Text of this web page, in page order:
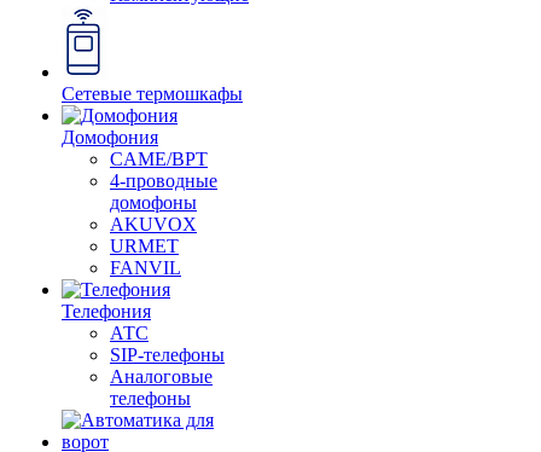
Сетевые термошкафы
Домофония
CAME/BPT
4-проводные
домофоны
AKUVOX
URMET
FANVIL
Телефония
АТС
SIP-телефоны
Аналоговые
телефоны